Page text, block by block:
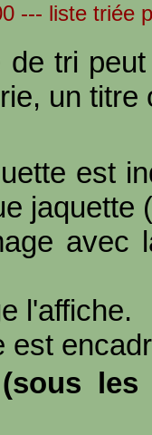
--- liste triée
de tri
un titre
est
jaquette (
avec
l'affiche.
est